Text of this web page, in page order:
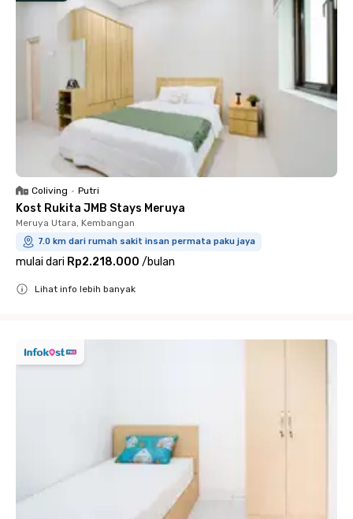
Coliving • Putri
Kost Rukita JMB Stays Meruya
Meruya Utara, Kembangan
7.0 km dari rumah sakit insan permata paku jaya
mulai dari Rp2.218.000 /bulan
Lihat info lebih banyak